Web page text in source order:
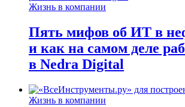
Жизнь в компании
Пять мифов об ИТ в
и как на самом деле
в Nedra Digital
Жизнь в компании